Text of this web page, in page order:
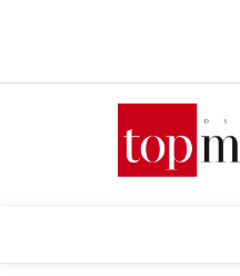
Verkaufsstellen